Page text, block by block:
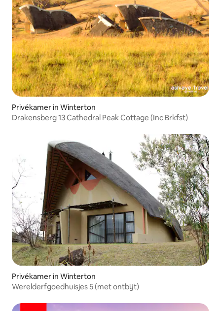
Privékamer in Winterton
Drakensberg 13 Cathedral Peak Cottage (Inc Brkfst)
Privékamer in Winterton
Werelderfgoedhuisjes 5 (met ontbijt)